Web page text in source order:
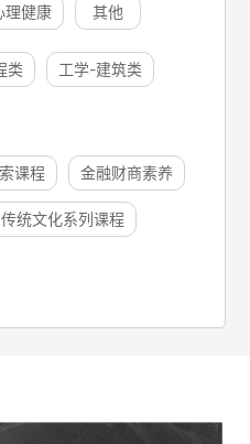
理健康 其他
类 工学-建筑类
课程 金融财商素养
传统文化系列课程